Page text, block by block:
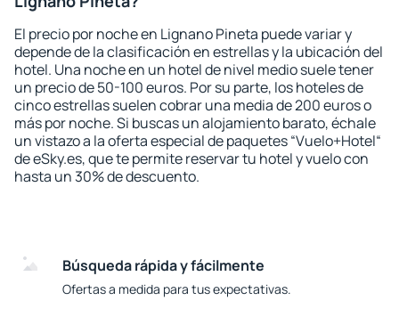
El precio por noche en Lignano Pineta puede variar y
depende de la clasificación en estrellas y la ubicación del
hotel. Una noche en un hotel de nivel medio suele tener
un precio de 50-100 euros. Por su parte, los hoteles de
cinco estrellas suelen cobrar una media de 200 euros o
más por noche. Si buscas un alojamiento barato, échale
un vistazo a la oferta especial de paquetes “Vuelo+Hotel“
de eSky.es, que te permite reservar tu hotel y vuelo con
hasta un 30% de descuento.
Búsqueda rápida y fácilmente
Ofertas a medida para tus expectativas.